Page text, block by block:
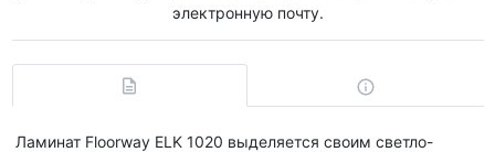
электронную почту.
Ламинат Floorway ELK 1020 выделяется своим светло-